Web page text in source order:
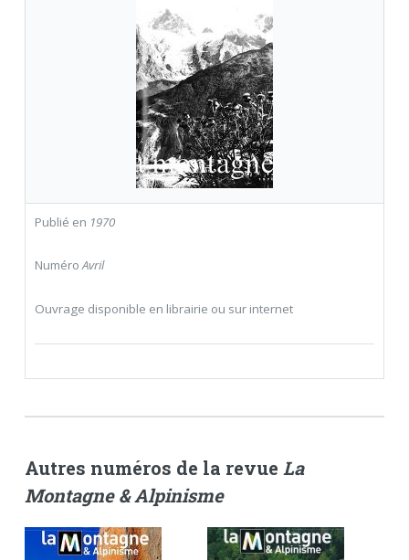
Publié en 1970
NuméroAvril
Ouvrage disponible en librairie ou sur internet
Autres numéros de la revue La
Montagne & Alpinisme